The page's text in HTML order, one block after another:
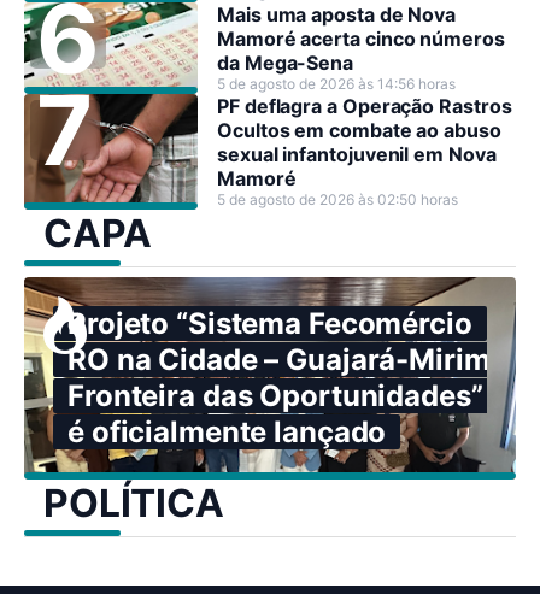
Mais uma aposta de Nova
Mamoré acerta cinco números
da Mega-Sena
5 de agosto de 2026 às 14:56 horas
PF deflagra a Operação Rastros
Ocultos em combate ao abuso
sexual infantojuvenil em Nova
Mamoré
5 de agosto de 2026 às 02:50 horas
CAPA
Projeto “Sistema Fecomércio
RO na Cidade – Guajará-Mirim:
Fronteira das Oportunidades”
é oficialmente lançado
POLÍTICA